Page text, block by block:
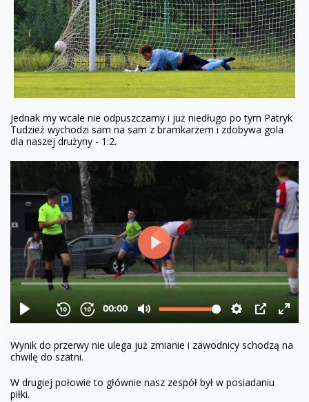
Jednak my wcale nie odpuszczamy i już niedługo po tym Patryk
Tudzież wychodzi sam na sam z bramkarzem i zdobywa gola
dla naszej drużyny - 1:2.
Wynik do przerwy nie ulega już zmianie i zawodnicy schodzą na
chwilę do szatni.
W drugiej połowie to głównie nasz zespół był w posiadaniu
piłki.